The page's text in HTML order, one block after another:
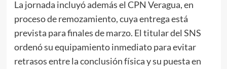
La jornada incluyó además el CPN Veragua, en
proceso de remozamiento, cuya entrega está
prevista para finales de marzo. El titular del SNS
ordenó su equipamiento inmediato para evitar
retrasos entre la conclusión física y su puesta en